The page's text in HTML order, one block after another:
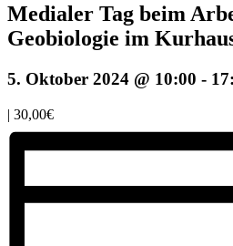
Medialer Tag beim
Geobiologie im
5. Oktober 2024 @ 10:00 -
| 30,00€